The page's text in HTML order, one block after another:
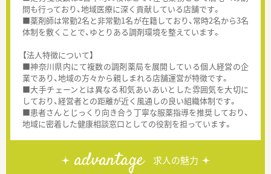
問も行っており、地域医療に深く貢献している店舗です。
■薬剤師は常勤2名と非常勤1名が在籍しており、常時2名から3名
体制を敷くことで、ゆとりある調剤環境を整えています。
【法人特徴について】
■神奈川県内にて複数の調剤薬局を展開している個人経営の企
業であり、地域の方々から親しまれる店舗運営が特徴です。
■大手チェーンとは異なる和気あいあいとした雰囲気を大切に
しており、経営者との距離が近く風通しの良い組織体制です。
■患者さんとじっくり向き合う丁寧な服薬指導を推奨しており、
地域に密着した健康相談窓口としての役割を担っています。
advantage 求人の魅力